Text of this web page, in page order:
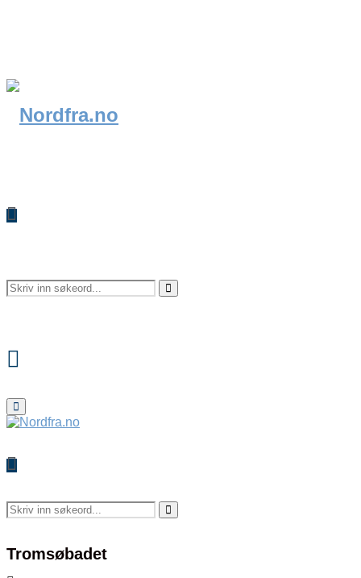
Search
Search
Primary
Menu
Search
for:
Search
Tromsøbadet